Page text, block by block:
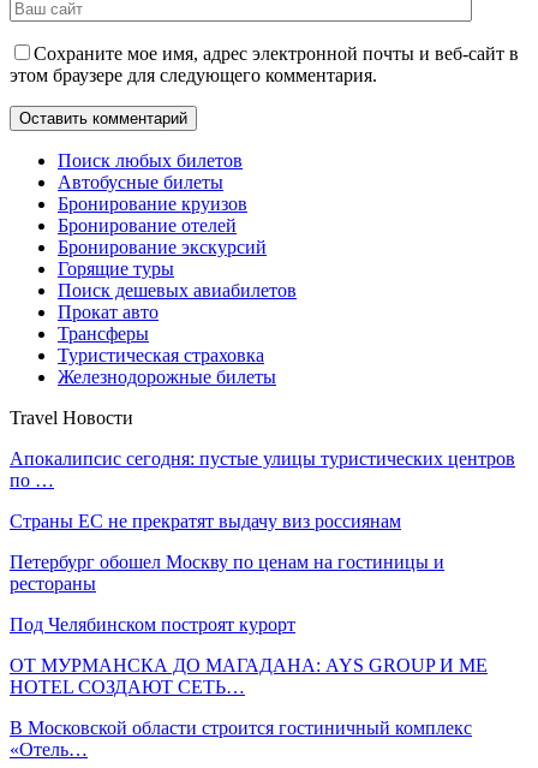
Сохраните мое имя, адрес электронной почты и веб-сайт в
этом браузере для следующего комментария.
Поиск любых билетов
Автобусные билеты
Бронирование круизов
Бронирование отелей
Бронирование экскурсий
Горящие туры
Поиск дешевых авиабилетов
Прокат авто
Трансферы
Туристическая страховка
Железнодорожные билеты
Travel Новости
Апокалипсис сегодня: пустые улицы туристических центров
по …
Страны ЕС не прекратят выдачу виз россиянам
Петербург обошел Москву по ценам на гостиницы и
рестораны
Под Челябинском построят курорт
ОТ МУРМАНСКА ДО МАГАДАНА: AYS GROUP И ME
HOTEL СОЗДАЮТ СЕТЬ…
В Московской области строится гостиничный комплекс
«Отель…